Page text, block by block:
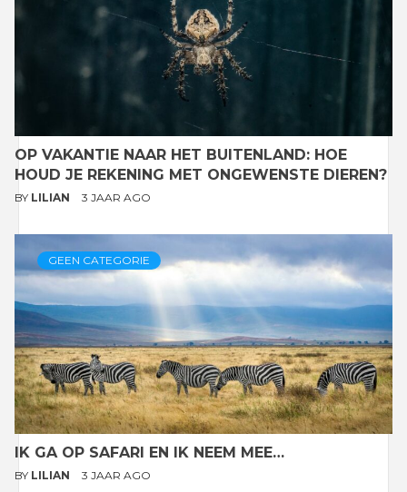
OP VAKANTIE NAAR HET BUITENLAND: HOE
HOUD JE REKENING MET ONGEWENSTE DIEREN?
BY LILIAN 3 JAAR AGO
GEEN CATEGORIE
IK GA OP SAFARI EN IK NEEM MEE…
BY LILIAN 3 JAAR AGO